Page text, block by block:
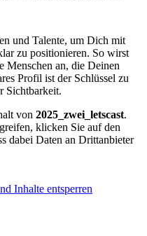
und Talente, um Dich mit
zu positionieren. So wirst
Menschen an, die Deinen
Profil ist der Schlüssel zu
Sichtbarkeit.
von 2025_zwei_letscast.
klicken Sie auf den
dabei Daten an Drittanbieter
Inhalte entsperren